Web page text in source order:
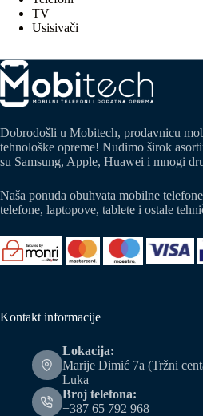
TV
Usisivači
Dobrodošli u Mobitech, prodavnicu
tehnološke opreme! Nudimo širok
su Samsung, Apple, Huawei i mnogi
Naša ponuda obuhvata mobilne
telefone, laptopove, tablete i ostale
Kontakt informacije
Lokacija:
Marije Dimić 7a (Tržni
Luka
Broj telefona:
+387 65 792 968